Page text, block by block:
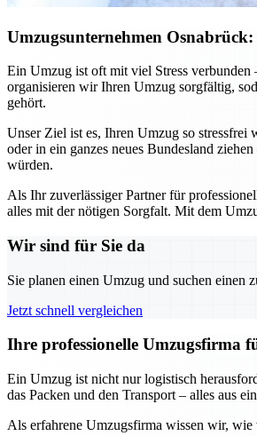
Umzugsunternehmen
Ein Umzug ist oft mit viel Stress
organisieren wir Ihren Umzug sorgfältig,
gehört.
Unser Ziel ist es, Ihren Umzug so stressfrei
oder in ein ganzes neues Bundesland
würden.
Als Ihr zuverlässiger Partner für
alles mit der nötigen Sorgfalt. Mit dem
Wir sind für Sie da
Sie planen einen Umzug und suchen einen
Jetzt schnell vergleichen
Ihre professionelle Umzugsfirma
Ein Umzug ist nicht nur logistisch
das Packen und den Transport – alles aus
Als erfahrene Umzugsfirma wissen wir,